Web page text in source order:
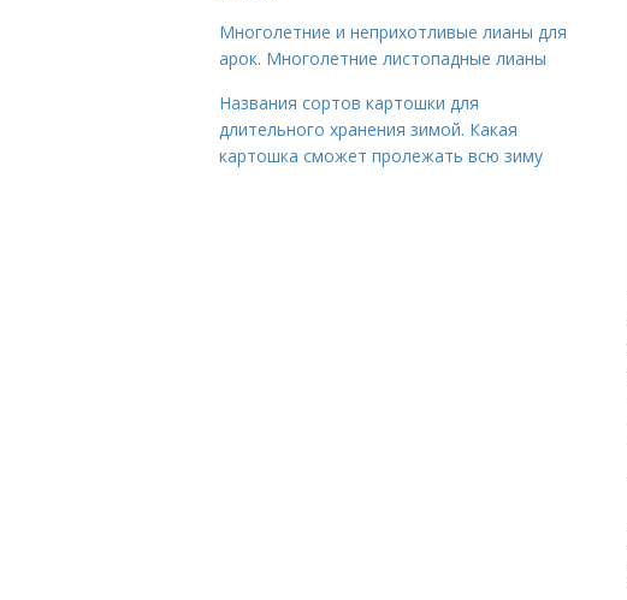
Многолетние и неприхотливые лианы для
арок. Многолетние листопадные лианы
Названия сортов картошки для
длительного хранения зимой. Какая
картошка сможет пролежать всю зиму